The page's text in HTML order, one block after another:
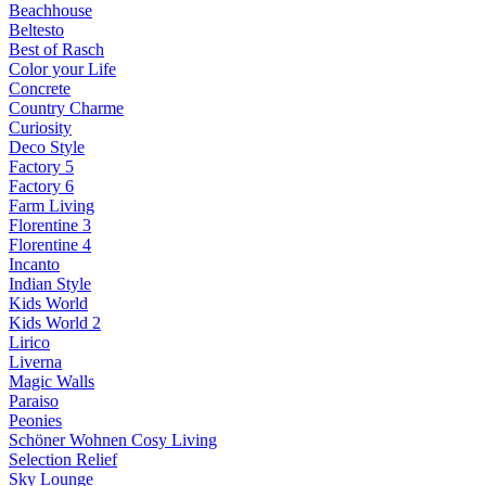
Beachhouse
Beltesto
Best of Rasch
Color your Life
Concrete
Country Charme
Curiosity
Deco Style
Factory 5
Factory 6
Farm Living
Florentine 3
Florentine 4
Incanto
Indian Style
Kids World
Kids World 2
Lirico
Liverna
Magic Walls
Paraiso
Peonies
Schöner Wohnen Cosy Living
Selection Relief
Sky Lounge